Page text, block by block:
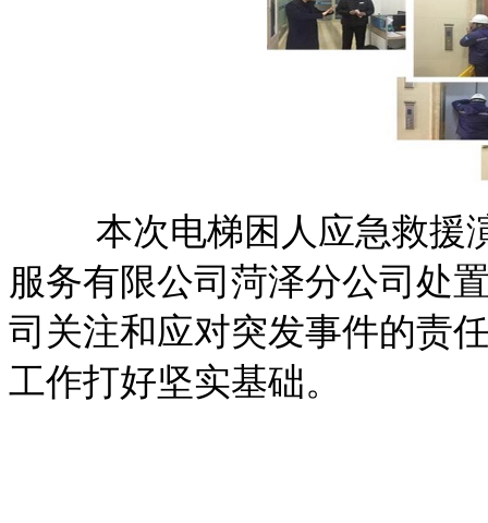
本次电梯困人应急救援
服务有限公司菏泽分公司处
司关注和应对突发事件的责
工作打好坚实基础。